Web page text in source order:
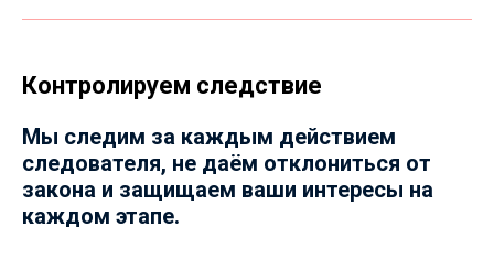
Контролируем следствие
Мы следим за каждым действием
следователя, не даём отклониться от
закона и защищаем ваши интересы на
каждом этапе.